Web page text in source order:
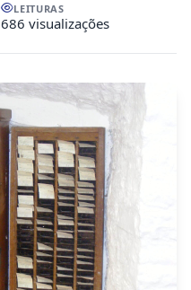
LEITURAS
686 visualizações